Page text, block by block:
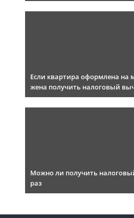
Если квартира оформлена на
жена получить налоговый
Можно ли получить
раз